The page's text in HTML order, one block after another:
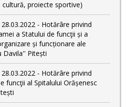
proiecte sportive)
- Hotărâre privind
a Statului de funcţii și a
și funcționare ale
Davila'' Pitești
- Hotărâre privind
funcţii al Spitalului Orășenesc